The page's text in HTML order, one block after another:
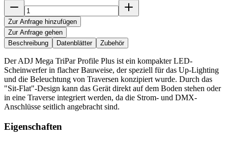
Zur Anfrage hinzufügen
Zur Anfrage gehen
Beschreibung
Datenblätter Zubehör
Der ADJ Mega TriPar Profile Plus ist ein kompakter LED-
Scheinwerfer in flacher Bauweise, der speziell für das Up-Lighting
und die Beleuchtung von Traversen konzipiert wurde. Durch das
"Sit-Flat"-Design kann das Gerät direkt auf dem Boden stehen oder
in eine Traverse integriert werden, da die Strom- und DMX-
Anschlüsse seitlich angebracht sind.
Eigenschaften